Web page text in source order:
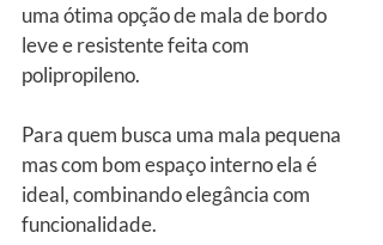
uma ótima opção de mala de bordo
leve e resistente feita com
polipropileno.
Para quem busca uma mala pequena
mas com bom espaço interno ela é
ideal, combinando elegância com
funcionalidade.